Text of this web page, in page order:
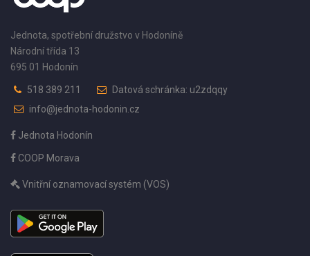
Jednota, spotřební družstvo v Hodoníně
Národní třída 13
695 01 Hodonín
518 389 211
Datová schránka: u2zdqqy
info@jednota-hodonin.cz
Jednota Hodonín
COOP Morava
Vnitřní oznamovací systém (VOS)